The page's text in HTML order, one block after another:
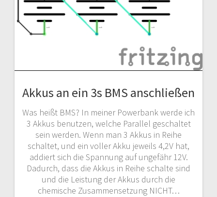
Akkus an ein 3s BMS anschließen
Was heißt BMS? In meiner Powerbank werde ich
3 Akkus benutzen, welche Parallel geschaltet
sein werden. Wenn man 3 Akkus in Reihe
schaltet, und ein voller Akku jeweils 4,2V hat,
addiert sich die Spannung auf ungefähr 12V.
Dadurch, dass die Akkus in Reihe schalte sind
und die Leistung der Akkus durch die
chemische Zusammensetzung NICHT…